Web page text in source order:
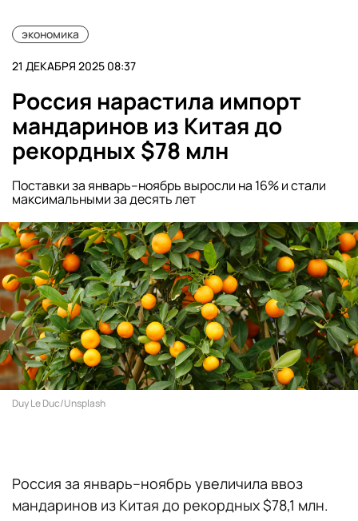
экономика
21 ДЕКАБРЯ 2025 08:37
Россия нарастила импорт
мандаринов из Китая до
рекордных $78 млн
Поставки за январь–ноябрь выросли на 16% и стали
максимальными за десять лет
Duy Le Duc/Unsplash
Россия за январь–ноябрь увеличила ввоз
мандаринов из Китая до рекордных $78,1 млн.